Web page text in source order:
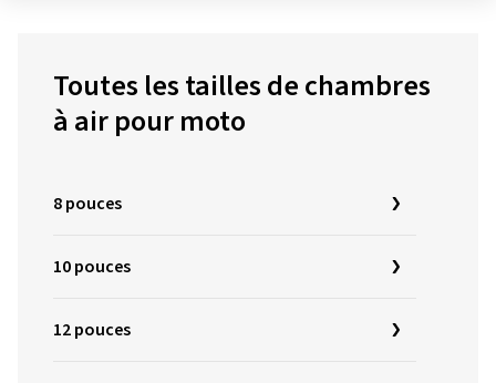
Toutes les tailles de chambres
à air pour moto
8 pouces
10 pouces
12 pouces